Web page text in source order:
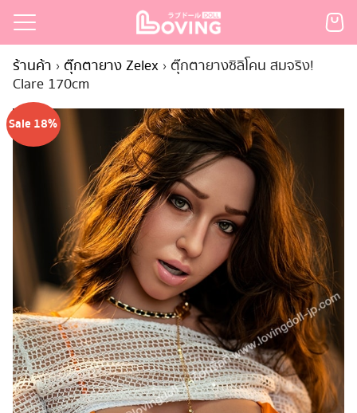
Skip
content
ก
ะเงิน
า
for:
ร้านค้า › ตุ๊กตายาง Zelex › ตุ๊กตายางซิลิโคน สมจริง!
Clare 170cm
Sale 18%